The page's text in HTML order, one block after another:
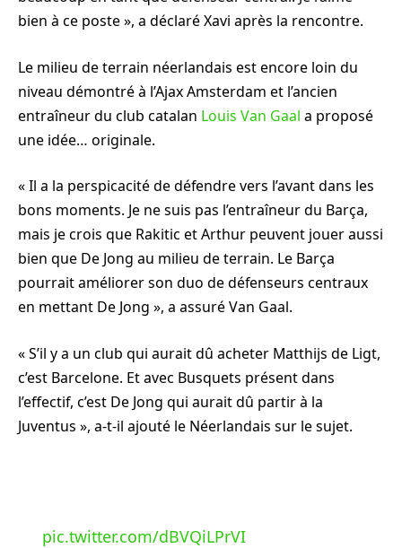
bien à ce poste », a déclaré Xavi après la rencontre.
Le milieu de terrain néerlandais est encore loin du
niveau démontré à l’Ajax Amsterdam et l’ancien
entraîneur du club catalan Louis Van Gaal a proposé
une idée… originale.
« Il a la perspicacité de défendre vers l’avant dans les
bons moments. Je ne suis pas l’entraîneur du Barça,
mais je crois que Rakitic et Arthur peuvent jouer aussi
bien que De Jong au milieu de terrain. Le Barça
pourrait améliorer son duo de défenseurs centraux
en mettant De Jong », a assuré Van Gaal.
« S’il y a un club qui aurait dû acheter Matthijs de Ligt,
c’est Barcelone. Et avec Busquets présent dans
l’effectif, c’est De Jong qui aurait dû partir à la
Juventus », a-t-il ajouté le Néerlandais sur le sujet.
pic.twitter.com/dBVQiLPrVI